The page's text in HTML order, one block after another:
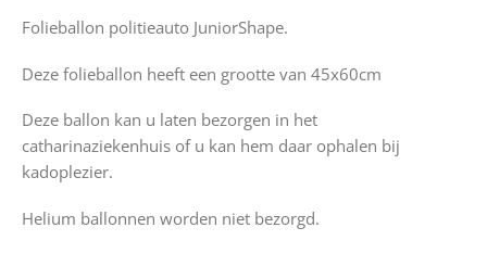
Folieballon politieauto JuniorShape.
Deze folieballon heeft een grootte van 45x60cm
Deze ballon kan u laten bezorgen in het
catharinaziekenhuis of u kan hem daar ophalen bij
kadoplezier.
Helium ballonnen worden niet bezorgd.